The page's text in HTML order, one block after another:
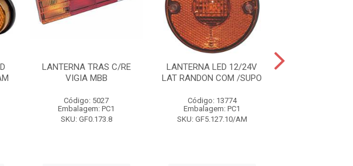
LANTERNA TRAS C/RE
VIGIA MBB
Código: 5027
Embalagem: PC1
SKU: GF0.173.8
LANTERNA LED 12/24V
LAT RANDON COM /SUPO
Código: 13774
Embalagem: PC1
SKU: GF5.127.10/AM